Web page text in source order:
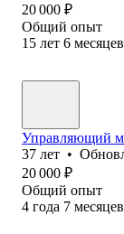
20 000 ₽
Общий опыт
15 лет 6 месяцев
Управляющий
37 лет •
20 000 ₽
Общий опыт
4 года 7 месяцев